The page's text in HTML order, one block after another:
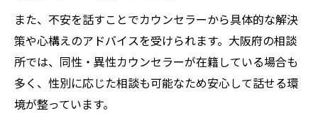
え
婚活サポートでカウンセラーができること
とは
結婚相談所カウンセラーと進める婚活ステ
また、不安を話すことでカウンセラーから具体的な解決
策や心構えのアドバイスを受けられます。大阪府の相談
所では、同性・異性カウンセラーが在籍している場合も
多く、性別に応じた相談も可能なため安心して話せる環
境が整っています。